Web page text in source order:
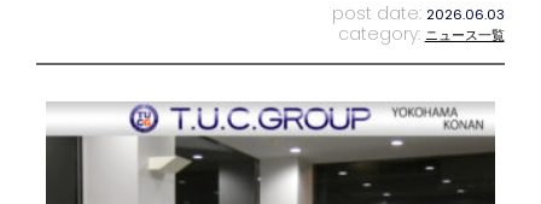
post date: 2026.06.03
category: ニュース一覧